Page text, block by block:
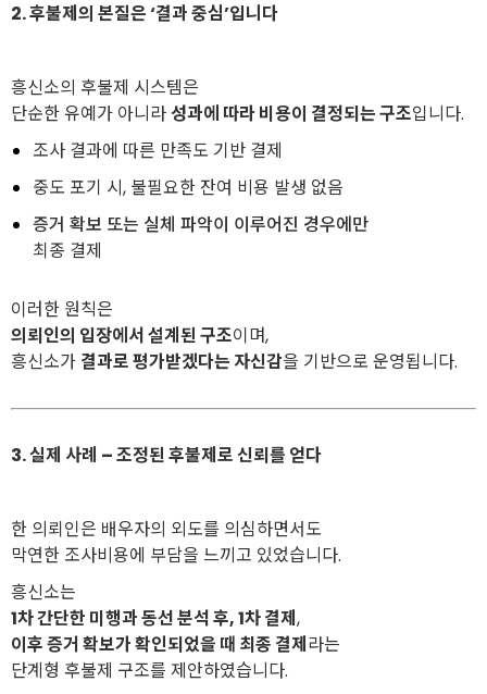
2. 후불제의 본질은 ‘결과 중심’입니다
흥신소의 후불제 시스템은
단순한 유예가 아니라성과에 따라 비용이 결정되는 구조입니다.
조사 결과에 따른 만족도 기반 결제
중도 포기 시, 불필요한 잔여 비용 발생 없음
증거 확보 또는 실체 파악이 이루어진 경우에만
최종 결제
이러한 원칙은
의뢰인의 입장에서 설계된 구조이며,
흥신소가 결과로 평가받겠다는 자신감을 기반으로 운영됩니다.
3. 실제 사례 – 조정된 후불제로 신뢰를 얻다
한 의뢰인은 배우자의 외도를 의심하면서도
막연한 조사비용에 부담을 느끼고 있었습니다.
흥신소는
1차 간단한 미행과 동선 분석 후, 1차 결제,
이후 증거 확보가 확인되었을 때 최종 결제라는
단계형 후불제 구조를 제안하였습니다.